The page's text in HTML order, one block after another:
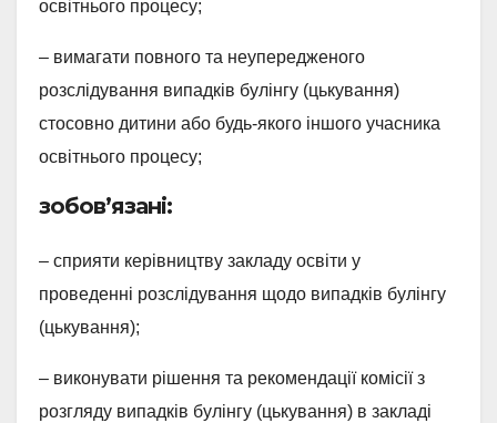
освітнього процесу;
– вимагати повного та неупередженого
розслідування випадків булінгу (цькування)
стосовно дитини або будь-якого іншого учасника
освітнього процесу;
зобов’язані:
– сприяти керівництву закладу освіти у
проведенні розслідування щодо випадків булінгу
(цькування);
– виконувати рішення та рекомендації комісії з
розгляду випадків булінгу (цькування) в закладі